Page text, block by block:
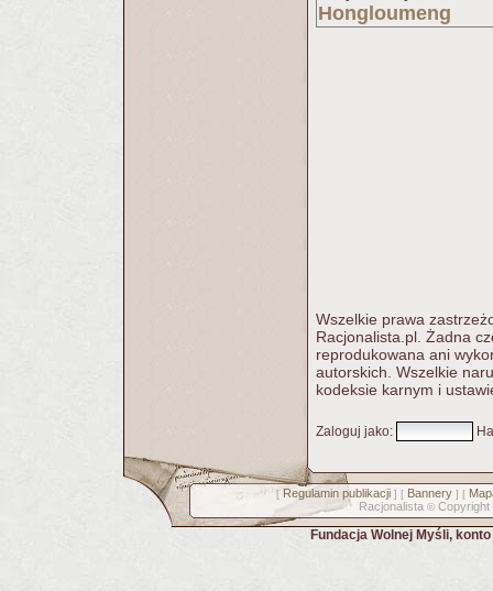
Hongloumeng
Wszelkie prawa
Racjonalista.pl. Żadna
reprodukowana ani
autorskich. Wszelkie
kodeksie karnym i
Zaloguj jako:
[ Regulamin publikacji] [ Bannery] [
Racjonalista © Copyright
Fundacja Wolnej Myśli,